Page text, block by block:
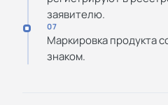
заявителю.
07
Маркировка продукта
знаком.